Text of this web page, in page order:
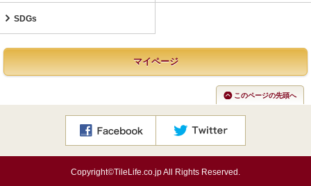
SDGs
マイページ
このページの先頭へ
Copyright©TileLife.co.jp All Rights Reserved.